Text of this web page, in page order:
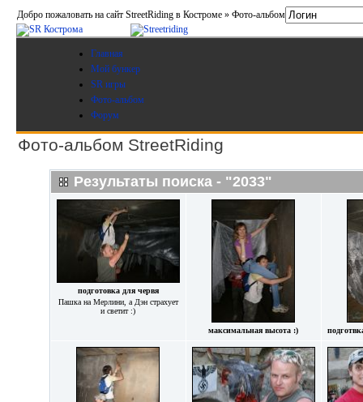
Добро пожаловать на сайт StreetRiding в Костроме » Фото-альбом
Главная
Мой бункер
SR игры
Фото-альбом
Форум
Фото-альбом StreetRiding
Результаты поиска - "2033"
подготовка для червя
Пашка на Мерлини, а Дэн страхует
и светит :)
максимальная высота :)